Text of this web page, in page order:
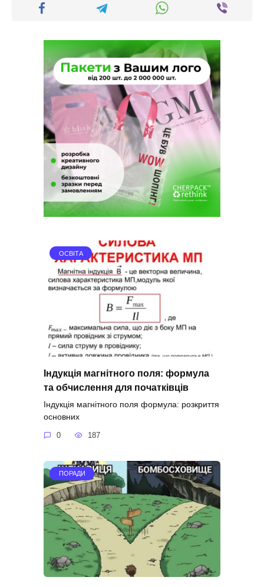
ОСВІТА
Індукція магнітного поля: формула
та обчислення для початківців
Індукція магнітного поля формула: розкриття
основних
0 187
ПОРАДИ